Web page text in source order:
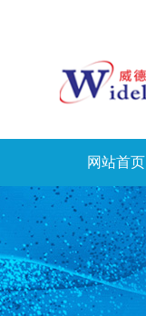
网站首页